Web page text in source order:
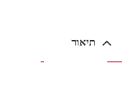
תיאור